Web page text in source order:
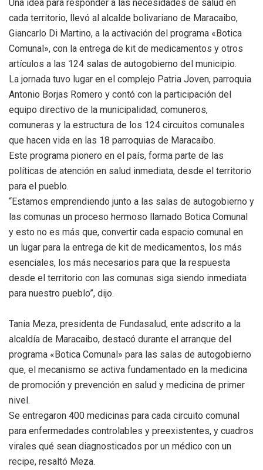
Una idea para responder a las necesidades de salud en
cada territorio, llevó al alcalde bolivariano de Maracaibo,
Giancarlo Di Martino, a la activación del programa «Botica
Comunal», con la entrega de kit de medicamentos y otros
artículos a las 124 salas de autogobierno del municipio.
La jornada tuvo lugar en el complejo Patria Joven, parroquia
Antonio Borjas Romero y contó con la participación del
equipo directivo de la municipalidad, comuneros,
comuneras y la estructura de los 124 circuitos comunales
que hacen vida en las 18 parroquias de Maracaibo.
Este programa pionero en el país, forma parte de las
políticas de atención en salud inmediata, desde el territorio
para el pueblo.
“Estamos emprendiendo junto a las salas de autogobierno y
las comunas un proceso hermoso llamado Botica Comunal
y esto no es más que, convertir cada espacio comunal en
un lugar para la entrega de kit de medicamentos, los más
esenciales, los más necesarios para que la respuesta
desde el territorio con las comunas siga siendo inmediata
para nuestro pueblo”, dijo.
Tania Meza, presidenta de Fundasalud, ente adscrito a la
alcaldía de Maracaibo, destacó durante el arranque del
programa «Botica Comunal» para las salas de autogobierno
que, el mecanismo se activa fundamentado en la medicina
de promoción y prevención en salud y medicina de primer
nivel.
Se entregaron 400 medicinas para cada circuito comunal
para enfermedades controlables y preexistentes, y cuadros
virales qué sean diagnosticados por un médico con un
recipe, resaltó Meza.